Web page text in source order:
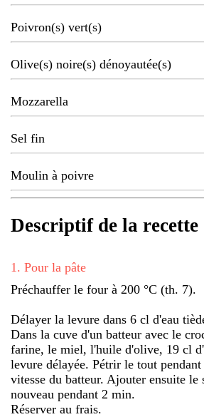
Poivron(s) vert(s)
Olive(s) noire(s) dénoyautée(s)
Mozzarella
Sel fin
Moulin à poivre
Descriptif de la recette
1 . Pour la pâte
Préchauffer le four à 200 °C (th. 7).
Délayer la levure dans 6 cl d'eau
Dans la cuve d'un batteur avec le
farine, le miel, l'huile d'olive, 19 cl
levure délayée. Pétrir le tout
vitesse du batteur. Ajouter ensuite le
nouveau pendant 2 min.
Réserver au frais.